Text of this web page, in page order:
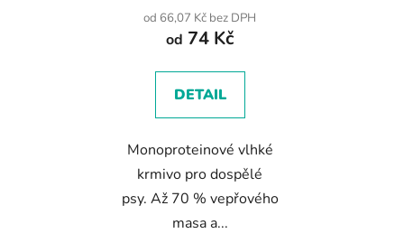
produktu
je
z
od 66,07 Kč bez DPH
od 74 Kč
DETAIL
Monoproteinové vlhké
krmivo pro dospělé
psy. Až 70 % vepřového
masa a...